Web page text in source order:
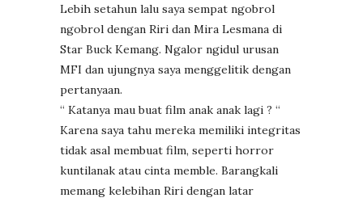
Lebih setahun lalu saya sempat ngobrol
ngobrol dengan Riri dan Mira Lesmana di
Star Buck Kemang. Ngalor ngidul urusan
MFI dan ujungnya saya menggelitik dengan
pertanyaan.
“ Katanya mau buat film anak anak lagi ? “
Karena saya tahu mereka memiliki integritas
tidak asal membuat film, seperti horror
kuntilanak atau cinta memble. Barangkali
memang kelebihan Riri dengan latar